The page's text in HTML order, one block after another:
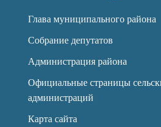
Глава муниципального района
Собрание депутатов
Администрация района
Официальные страницы
администраций
Карта сайта